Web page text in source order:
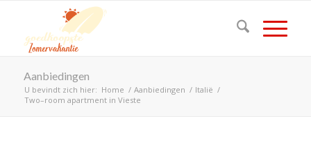
Aanbiedingen
U bevindt zich hier: Home / Aanbiedingen / Italië /
Two–room apartment in Vieste